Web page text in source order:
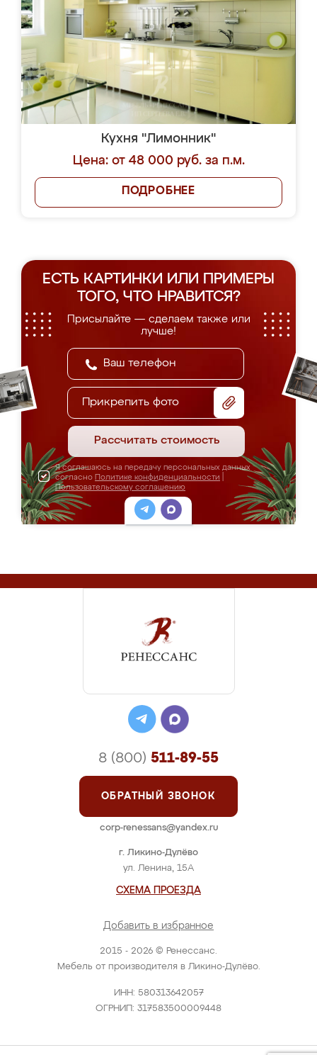
Кухня "Лимонник"
Цена: от 48 000 руб. за п.м.
ПОДРОБНЕЕ
ЕСТЬ КАРТИНКИ ИЛИ ПРИМЕРЫ
ТОГО, ЧТО НРАВИТСЯ?
Присылайте — сделаем также или
лучше!
Прикрепить фото
Рассчитать стоимость
Я соглашаюсь на передачу персональных данных
согласно Политике конфиденциальности
Пользовательскому соглашению
2015 - 2026 © Ренессанс.
Мебель от производителя в Ликино-Дулёво.
ИНН: 580313642057
ОГРНИП: 317583500009448
г. Ликино-Дулёво
ул. Ленина, 15А
СХЕМА ПРОЕЗДА
Добавить в избранное
8 (800) 511-89-55
ОБРАТНЫЙ ЗВОНОК
corp-renessans@yandex.ru